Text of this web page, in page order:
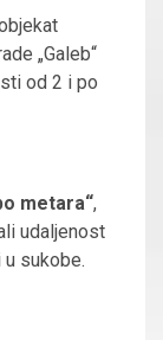
„Galeb“
od 2 i po
metara“,
udaljenost
sukobe.